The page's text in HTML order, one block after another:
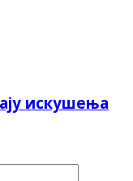
искушења